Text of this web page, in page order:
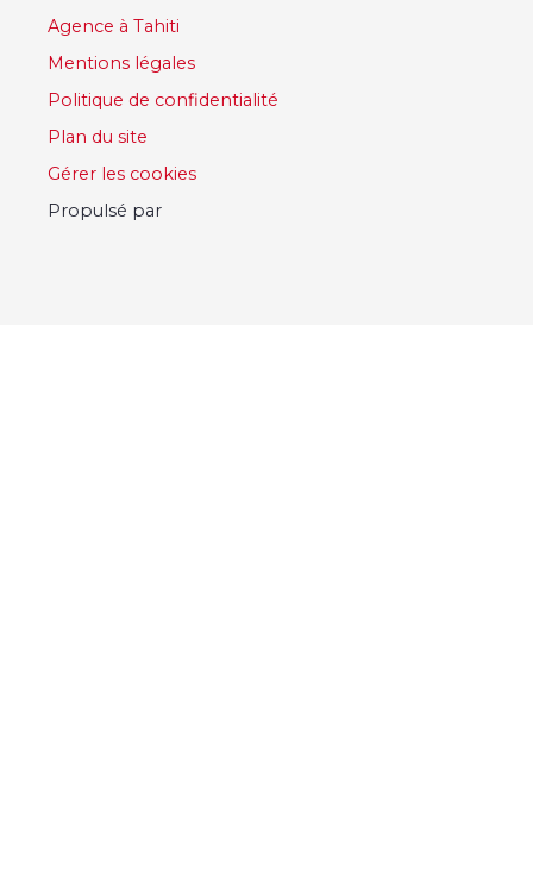
Agence à Tahiti
Mentions légales
Politique de confidentialité
Plan du site
Gérer les cookies
Propulsé par